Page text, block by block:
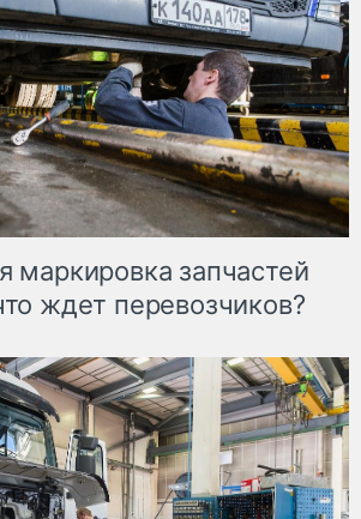
маркировка запчастей
ждет перевозчиков?